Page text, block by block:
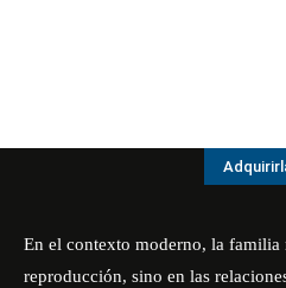
En el contexto moderno, la familia
reproducción, sino en las